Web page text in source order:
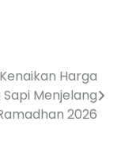
Harga
Sapi Menjelang
2026